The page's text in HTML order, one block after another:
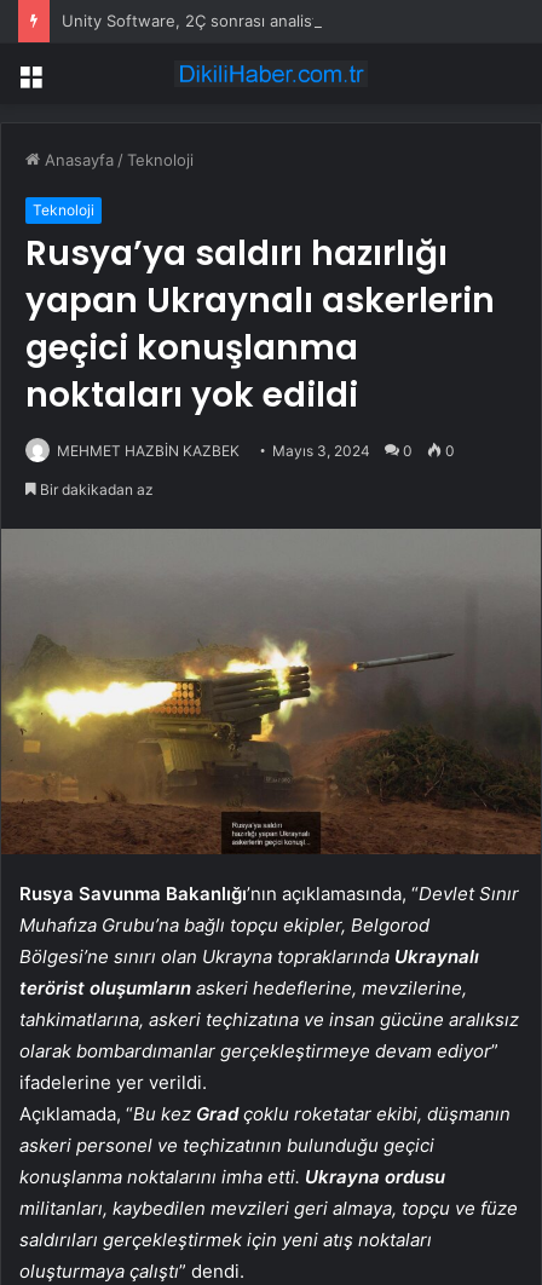
Unity Software, 2Ç sonrası analist yükseltmeleriyle uçtu
Menü
Anasayfa /Teknoloji
Teknoloji
Rusya’ya saldırı hazırlığı
yapan Ukraynalı askerlerin
geçici konuşlanma
noktaları yok edildi
MEHMET HAZBİN KAZBEK Mayıs 3, 2024 0 0
Bir dakikadan az
Rusya Savunma Bakanlığı’nın açıklamasında, “Devlet Sınır
Muhafıza Grubu’na bağlı topçu ekipler, Belgorod
Bölgesi’ne sınırı olan Ukrayna topraklarında Ukraynalı
terörist oluşumların askeri hedeflerine, mevzilerine,
tahkimatlarına, askeri teçhizatına ve insan gücüne aralıksız
olarak bombardımanlar gerçekleştirmeye devam ediyor”
ifadelerine yer verildi.
Açıklamada, “Bu kez Gradçoklu roketatar ekibi, düşmanın
askeri personel ve teçhizatının bulunduğu geçici
konuşlanma noktalarını imha etti. Ukrayna ordusu
militanları, kaybedilen mevzileri geri almaya, topçu ve füze
saldırıları gerçekleştirmek için yeni atış noktaları
oluşturmaya çalıştı” dendi.